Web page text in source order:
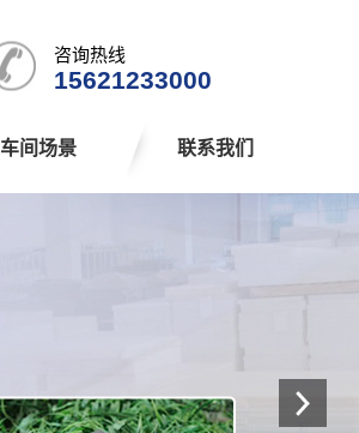
咨询热线
15621233000
车间场景 联系我们